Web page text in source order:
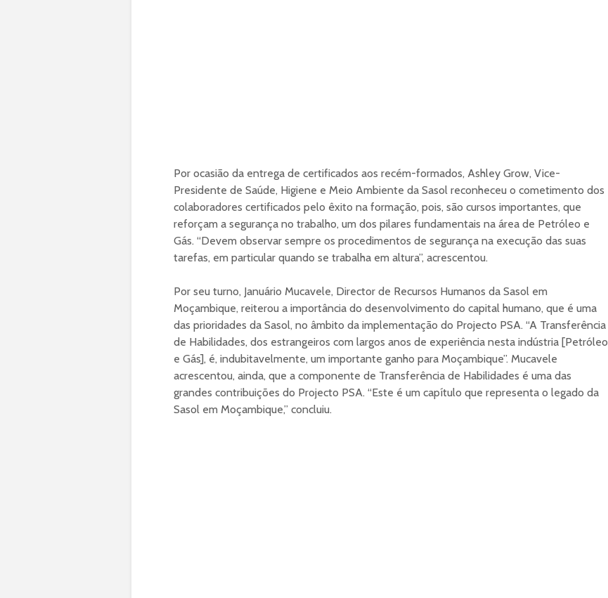
Por ocasião da entrega de certificados aos recém-formados, Ashley Grow, Vice-
Presidente de Saúde, Higiene e Meio Ambiente da Sasol reconheceu o cometimento dos
colaboradores certificados pelo êxito na formação, pois, são cursos importantes, que
reforçam a segurança no trabalho, um dos pilares fundamentais na área de Petróleo e
Gás. “Devem observar sempre os procedimentos de segurança na execução das suas
tarefas, em particular quando se trabalha em altura”, acrescentou.
Por seu turno, Januário Mucavele, Director de Recursos Humanos da Sasol em
Moçambique, reiterou a importância do desenvolvimento do capital humano, que é uma
das prioridades da Sasol, no âmbito da implementação do Projecto PSA. “A Transferência
de Habilidades, dos estrangeiros com largos anos de experiência nesta indústria [Petróleo
e Gás], é, indubitavelmente, um importante ganho para Moçambique”. Mucavele
acrescentou, ainda, que a componente de Transferência de Habilidades é uma das
grandes contribuições do Projecto PSA. “Este é um capítulo que representa o legado da
Sasol em Moçambique,” concluiu.